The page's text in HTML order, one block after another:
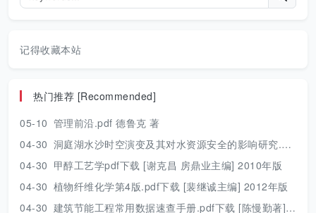
记得收藏本站
热门推荐 [Recommended]
05-10 管理前沿.pdf 德鲁克 著
04-30 洞庭湖水沙时空演变及其对水资源安全的影响研究.pdf 胡光伟 著 2017年版
04-30 甲醇工艺学pdf下载 [谢克昌 房鼎业主编] 2010年版
04-30 植物纤维化学第4版.pdf下载 [裴继诚主编] 2012年版
04-30 建筑节能工程常用数据速查手册.pdf下载 [陈慢勤著] 2010年版